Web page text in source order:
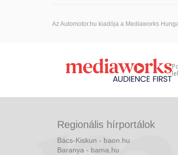
Az Automotor.hu kiadója a Mediaworks
Regionális hírportálok
Bács-Kiskun - baon.hu
Baranya - bama.hu